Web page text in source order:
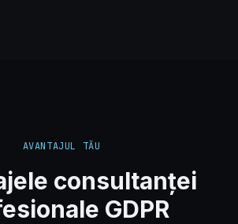
AVANTAJUL TĂU
consultanței
GDPR